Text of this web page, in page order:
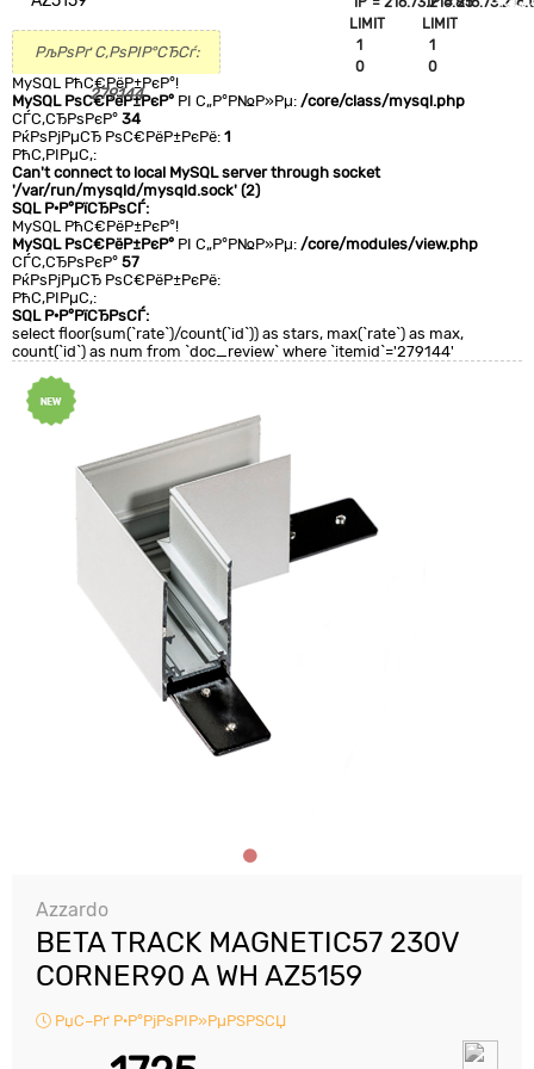
LIMIT
1
0
LIMIT
1
0
РљРѕРґ С‚РѕРІР°СЂСѓ:
279144
MySQL РћС€РёР±РєР°!
MySQL РѕС€РёР±РєР° РІ С„Р°Р№Р»Рµ: /core/class/mysql.php
СЃС‚СЂРѕРєР° 34
РќРѕРјРµСЂ РѕС€РёР±РєРё: 1
РћС‚РІРµС‚:
Can't connect to local MySQL server through socket
'/var/run/mysqld/mysqld.sock' (2)
SQL Р·Р°РїСЂРѕСЃ:
MySQL РћС€РёР±РєР°!
MySQL РѕС€РёР±РєР° РІ С„Р°Р№Р»Рµ: /core/modules/view.php
СЃС‚СЂРѕРєР° 57
РќРѕРјРµСЂ РѕС€РёР±РєРё:
РћС‚РІРµС‚:
SQL Р·Р°РїСЂРѕСЃ:
select floor(sum(`rate`)/count(`id`)) as stars, max(`rate`) as max,
count(`id`) as num from `doc_review` where `itemid`='279144'
Azzardo
BETA TRACK MAGNETIC57 230V
CORNER90 A WH AZ5159
РџС–Рґ Р·Р°РјРѕРІР»РµРЅРЅСЏ